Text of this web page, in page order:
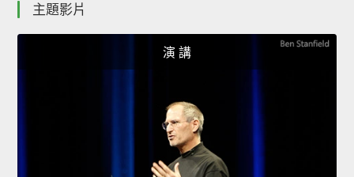
主題影片
演 講